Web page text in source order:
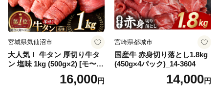
宮城県気仙沼市
大人気！ 牛タン 厚切り牛タ
ン 塩味 1kg (500g×2) [モ〜ラ
ンド 宮城県 気仙沼市 205646
60] 肉 牛肉 精肉 牛たん 牛タ
16,000円
宮崎県都城市
国産牛 赤身切り落とし1.8kg
(450g×4パック)_14-3604
14,000円